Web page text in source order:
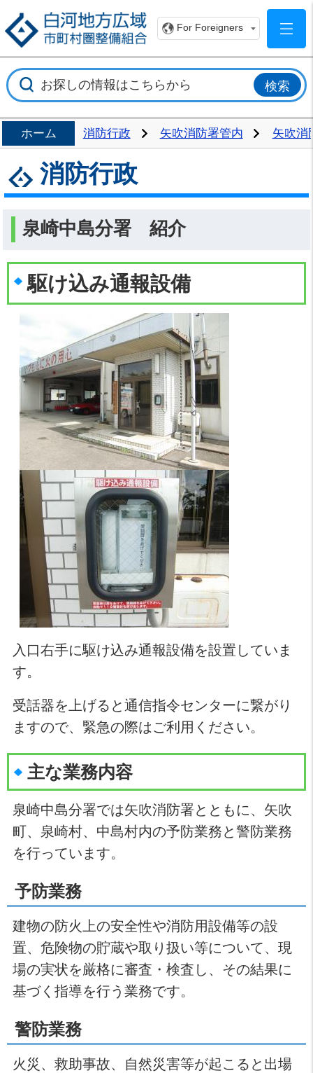
白
For Foreigners
ホーム 消防行政 矢吹消防署管内 矢吹消
消防行政
泉崎中島分署 紹介
駆け込み通報設備
入口右手に駆け込み通報設備を設置していま
す。
受話器を上げると通信指令センターに繋がり
ますので、緊急の際はご利用ください。
主な業務内容
泉崎中島分署では矢吹消防署とともに、矢吹
町、泉崎村、中島村内の予防業務と警防業務
を行っています。
予防業務
建物の防火上の安全性や消防用設備等の設
置、危険物の貯蔵や取り扱い等について、現
場の実状を厳格に審査・検査し、その結果に
基づく指導を行う業務です。
警防業務
火災、救助事故、自然災害等が起こると出場